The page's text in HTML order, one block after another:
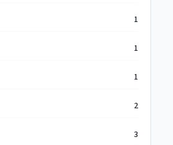
1
1
1
2
3